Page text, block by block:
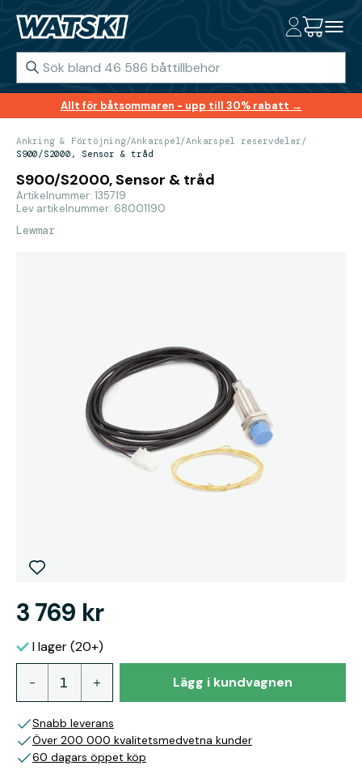
Allt för båtsommaren - upp till 30% rabatt →
Ankring & Förtöjning/Ankarspel/Ankarspel reservdelar/
S900/S2000, Sensor & tråd
S900/S2000, Sensor & tråd
Artikelnummer: 135719
Lev artikelnummer: 68001190
Lewmar
3 769 kr
I lager (20+)
Lägg i kundvagnen
Snabb leverans
Över 200 000 kvalitetsmedvetna kunder
60 dagars öppet köp